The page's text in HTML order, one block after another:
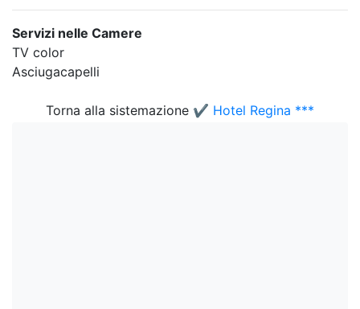
Servizi nelle Camere
TV color
Asciugacapelli
Torna alla sistemazione ✔️ Hotel Regina ***